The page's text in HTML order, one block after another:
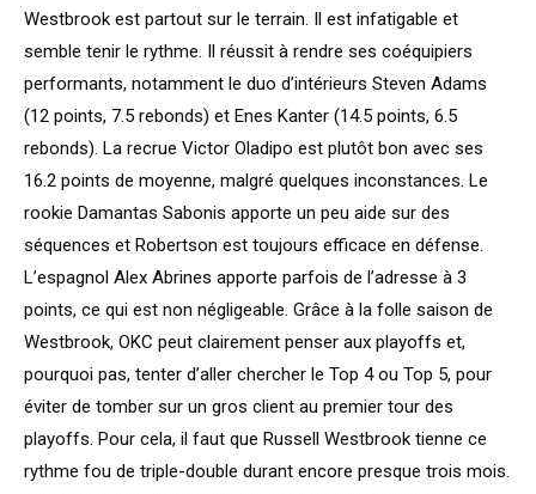
Westbrook est partout sur le terrain. Il est infatigable et
semble tenir le rythme. Il réussit à rendre ses coéquipiers
performants, notamment le duo d’intérieurs Steven Adams
(12 points, 7.5 rebonds) et Enes Kanter (14.5 points, 6.5
rebonds). La recrue Victor Oladipo est plutôt bon avec ses
16.2 points de moyenne, malgré quelques inconstances. Le
rookie Damantas Sabonis apporte un peu aide sur des
séquences et Robertson est toujours efficace en défense.
L’espagnol Alex Abrines apporte parfois de l’adresse à 3
points, ce qui est non négligeable. Grâce à la folle saison de
Westbrook, OKC peut clairement penser aux playoffs et,
pourquoi pas, tenter d’aller chercher le Top 4 ou Top 5, pour
éviter de tomber sur un gros client au premier tour des
playoffs. Pour cela, il faut que Russell Westbrook tienne ce
rythme fou de triple-double durant encore presque trois mois.